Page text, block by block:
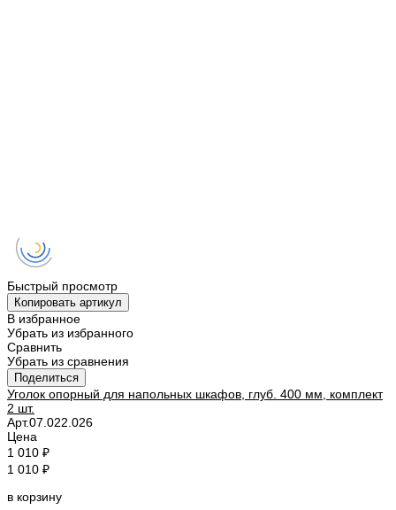
Быстрый просмотр
Копировать артикул
В избранное
Убрать из избранного
Сравнить
Убрать из сравнения
Поделиться
Уголок опорный для напольных шкафов, глуб. 400 мм, комплект
2 шт.
Арт.07.022.026
Цена
1 010 ₽
1 010 ₽
в корзину